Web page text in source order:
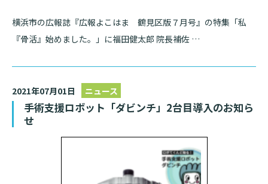
倫理に関する事
施設認定
臨床研究に関する情報公開について（オプトアウト）
セカンドオピニオンのご案内
外来のお会計について
入院が決まったら
医療連携センターについて
医療連携センターのご案内
イベント
病院ボランティア募集
臨床研究センターのご紹介
横浜市の広報誌『広報よこはま 鶴見区版７月号』の特集「私
『骨活』始めました。」に福田健太郎 院長補佐 …
2021年07月01日 ニュース
手術支援ロボット「ダビンチ」2台目導入のお知ら
せ